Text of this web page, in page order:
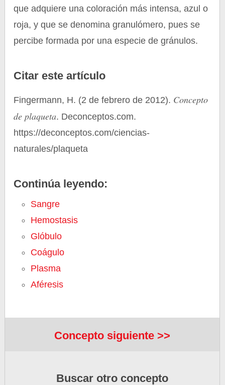
que adquiere una coloración más intensa, azul o
roja, y que se denomina granulómero, pues se
percibe formada por una especie de gránulos.
Citar este artículo
Fingermann, H. (2 de febrero de 2012). Concepto
de plaqueta. Deconceptos.com.
https://deconceptos.com/ciencias-
naturales/plaqueta
Continúa leyendo:
Sangre
Hemostasis
Glóbulo
Coágulo
Plasma
Aféresis
Concepto siguiente >>
Buscar otro concepto